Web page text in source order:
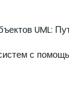
UML:
с